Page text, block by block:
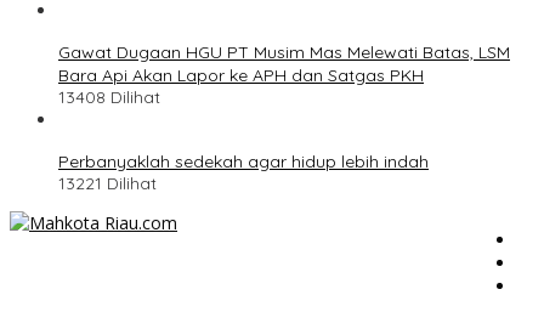
Gawat Dugaan HGU PT Musim Mas Melewati Batas, LSM
Bara Api Akan Lapor ke APH dan Satgas PKH
13408 Dilihat
Perbanyaklah sedekah agar hidup lebih indah
13221 Dilihat